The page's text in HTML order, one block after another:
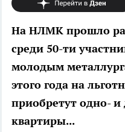
На НЛМК прошло
среди 50-ти
молодым
этого года на
приобретут одно-
квартиры...